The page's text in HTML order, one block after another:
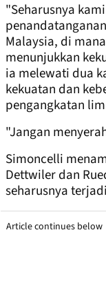
"Seharusnya
Malaysia, di
menunjukkan
ia melewati dua
kekuatan dan
pengangkatan
"Jangan
Simoncelli
Dettwiler dan
seharusnya
Article continues below